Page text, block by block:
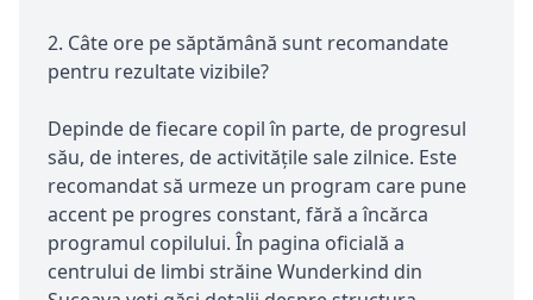
2. Câte ore pe săptămână sunt recomandate
pentru rezultate vizibile?
Depinde de fiecare copil în parte, de progresul
său, de interes, de activitățile sale zilnice. Este
recomandat să urmeze un program care pune
accent pe progres constant, fără a încărca
programul copilului. În pagina oficială a
centrului de limbi străine Wunderkind din